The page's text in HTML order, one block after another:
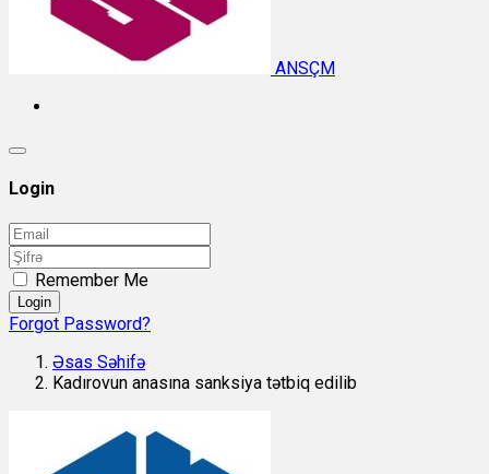
ANSÇM
Login
Remember Me
Login
Forgot Password?
Əsas Səhifə
Kadırovun anasına sanksiya tətbiq edilib